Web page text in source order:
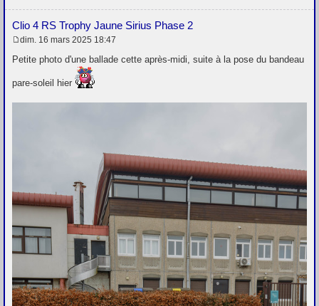
Clio 4 RS Trophy Jaune Sirius Phase 2
e
a
dim. 16 mars 2025 18:47
Petite photo d'une ballade cette après-midi, suite à la pose du bandeau
pare-soleil hier